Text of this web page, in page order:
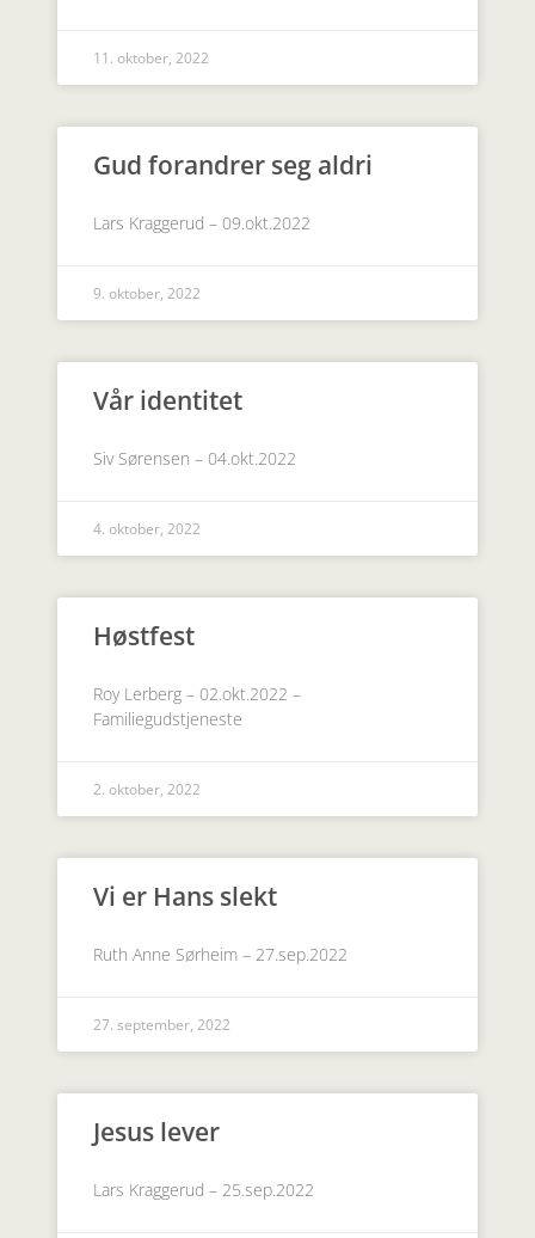
11. oktober, 2022
Gud forandrer seg aldri
Lars Kraggerud – 09.okt.2022
9. oktober, 2022
Vår identitet
Siv Sørensen – 04.okt.2022
4. oktober, 2022
Høstfest
Roy Lerberg – 02.okt.2022 –
Familiegudstjeneste
2. oktober, 2022
Vi er Hans slekt
Ruth Anne Sørheim – 27.sep.2022
27. september, 2022
Jesus lever
Lars Kraggerud – 25.sep.2022